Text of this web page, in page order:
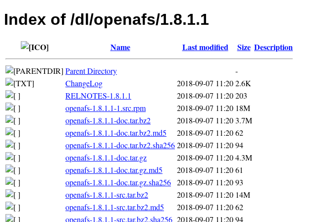
Index of /dl/openafs/1.8.1.1
Name Last modified Size Description
Parent Directory
-
ChangeLog
2018-09-07 11:202.6K
RELNOTES-1.8.1.1
2018-09-07 11:20203
openafs-1.8.1.1-1.src.rpm
2018-09-07 11:20 18M
openafs-1.8.1.1-doc.tar.bz2
2018-09-07 11:203.7M
openafs-1.8.1.1-doc.tar.bz2.md5
2018-09-07 11:2062
openafs-1.8.1.1-doc.tar.bz2.sha2562018-09-07 11:2094
openafs-1.8.1.1-doc.tar.gz
2018-09-07 11:204.3M
openafs-1.8.1.1-doc.tar.gz.md5
2018-09-07 11:2061
openafs-1.8.1.1-doc.tar.gz.sha256 2018-09-07 11:2093
openafs-1.8.1.1-src.tar.bz2
2018-09-07 11:20 14M
openafs-1.8.1.1-src.tar.bz2.md5
2018-09-07 11:2062
openafs-1.8.1.1-src.tar.bz2.sha256 2018-09-07 11:2094